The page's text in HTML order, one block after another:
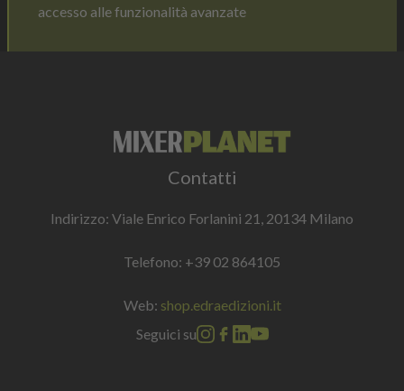
accesso alle funzionalità avanzate
Contatti
Indirizzo: Viale Enrico Forlanini 21, 20134 Milano
Telefono: +39 02 864105
Web: shop.edraedizioni.it
Seguici su